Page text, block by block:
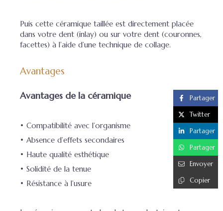
Puis cette céramique taillée est directement placée
dans votre dent (inlay) ou sur votre dent (couronnes,
facettes) à l’aide d’une technique de collage.
Avantages
Avantages de la céramique
• Compatibilité avec l’organisme
• Absence d’effets secondaires
• Haute qualité esthétique
• Solidité de la tenue
• Résistance à l’usure
Partager
Twitter
Partager
Partager
Envoyer
Copier